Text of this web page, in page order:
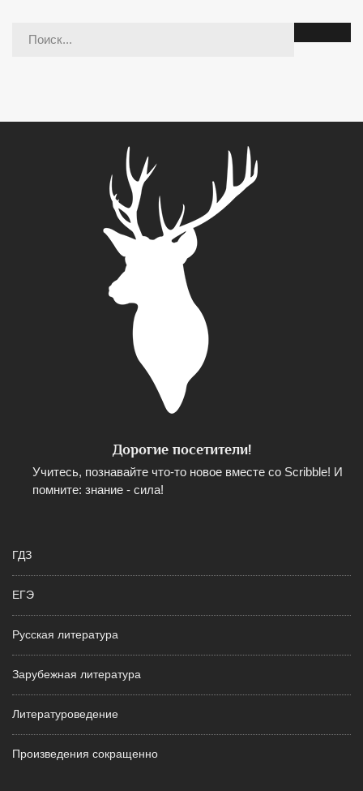
Дорогие посетители!
Учитесь, познавайте что-то новое вместе со Scribble! И
помните: знание - сила!
ГДЗ
ЕГЭ
Русская литература
Зарубежная литература
Литературоведение
Произведения сокращенно